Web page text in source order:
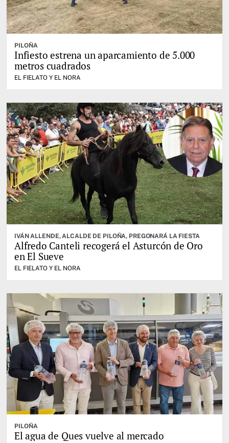
PILOÑA
Infiesto estrena un aparcamiento de 5.000
metros cuadrados
EL FIELATO Y EL NORA
IVÁN ALLENDE, ALCALDE DE PILOÑA, PREGONARÁ LA FIESTA
Alfredo Canteli recogerá el Asturcón de Oro
en El Sueve
EL FIELATO Y EL NORA
PILOÑA
El agua de Ques vuelve al mercado